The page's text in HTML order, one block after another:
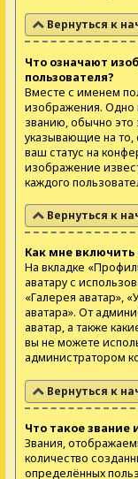
Вернуться к
Что означают
пользователя?
Вместе с именем
изображения. Одно
званию, обычно это
указывающие на то,
ваш статус на
изображение
каждого
Вернуться к
Как мне
На вкладке
аватару с
«Галерея аватар»,
аватара». От
аватар, а также
вы не можете
администратором
Вернуться к
Что такое звание
Звания,
количество
определённых